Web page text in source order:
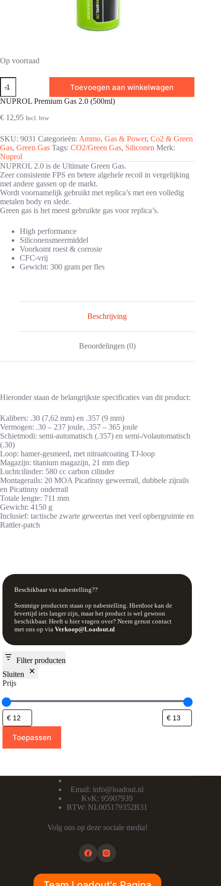
Op voorraad
NUPROL
Premium
Gas
2.0
(500ml)
aantal
Toevoegen aan winkelwagen
NUPROL Premium Gas 2.0 (500ml)
€ 12,95 Incl. btw
SKU: 9031 Categorieën: Ammo, Gas & Power, Co2 & Green
Gas, Green Gas Tags: CO2/Green Gas, Siliconen Merk:
Nuprol
NUPROL 2.0 is de Ultimate Green Gas.
Zeer consistente FPS en betere algehele recoil in vergelijking
met andere gassen op de markt.
Wordt voornamelijk gebruikt met replica’s met een volledig
metalen body en slede.
Green gas is het meest gebruikte gas voor replica’s.
High performance
Siliconensmeermiddel
Voorkomt roest & corrosie
CFC-vrij
Gewicht: 300 gram per fles
Beschrijving
Beoordelingen (0)
Hieronder staan de belangrijkste specificaties van dit product:
Kalibers: .30 (7,62 mm) en .357 (9 mm)
Vermogen: .30 – 237 joule, .357 – 365 joule
Schietmodi: semi-automatisch (.357) en semi-/volautomatisch
(.30)
Loop: hamer-gesmeed, met nitraatcoating TJ-loop
Magazijn: titanium magazijn, 21 mm diep
Luchtcilinder: 580 cc carbon cilinder
Montagerails: 20 MOA Picatinny geweerrail, dubbele zijrails
en Picatinny onderrail
Totale lengte: 711 mm
Gewicht: 4150 g
Inclusief: tactische zwarte geweertas met veel opbergruimte en
Rattler-patch
Beschikbaar via nabestelling??
Sommige producten staan op nabestelling. Hierdoor kan de
levertijd iets langer zijn, maar het product is wel gewoon
beschikbaar. Heeft u hier vragen over? Neem gerust contact
met ons op via Verkoop@Loadout.nl
Filter producten
Sluiten
Prijs
Toepassen
Email: info@loadout.nl
KvK: 95907939
BTW: NL005179352B31
Volg ons op deze sociale media!